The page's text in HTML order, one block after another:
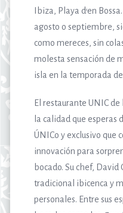
Ibiza, Playa d’en
agosto o septiembre,
como mereces, sin
molesta sensación de
isla en la temporada
El restaurante UNIC
la calidad que esperas
ÚNICo y exclusivo que
innovación para
bocado. Su chef,
tradicional ibicenca y
personales. Entre sus